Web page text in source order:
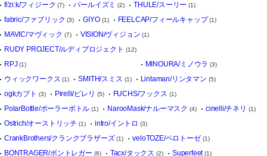
fi'zi:k/フィジーク (7) パールイズミ (2) THULE/スーリー (1)
fabric/ファブリック (3) GIYO(1) FEELCAP/フィールキャップ(1)
MAVIC/マヴィック (7) VISION/ヴィジョン (1)
RUDY PROJECT/ルディプロジェクト (12)
RPJ(1) MINOURA/ミノウラ (3)
ウィックワークス (1) SMITH/スミス (1) Lintaman/リンタマン (5)
ogkカブト (3) Pirelli/ピレリ (5) FUCHS/フックス (1)
PolarBottle/ポーラーボトル (1) NarooMask/ナルーマスク (4) cinelli/チネリ (1)
Ostrich/オーストリッチ (1) intro/イントロ (3)
CrankBrothers/クランクブラザーズ (1) veloTOZE/ベロトーゼ(1)
BONTRAGER/ボントレガー (6) Tacx/タックス (2) Superfeet(1)